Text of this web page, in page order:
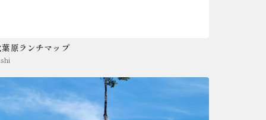
葉原ランチマップ